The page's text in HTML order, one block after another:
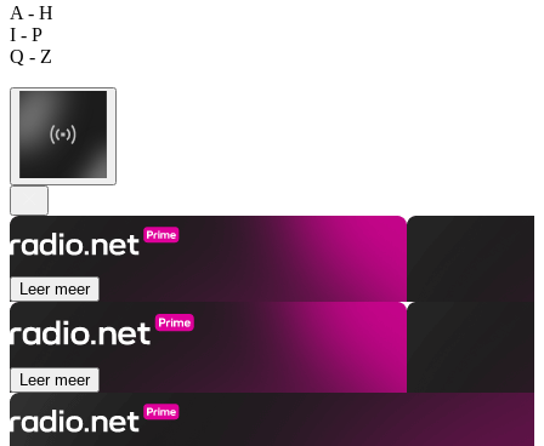
A - H
I - P
Q - Z
Leer meer
Leer meer